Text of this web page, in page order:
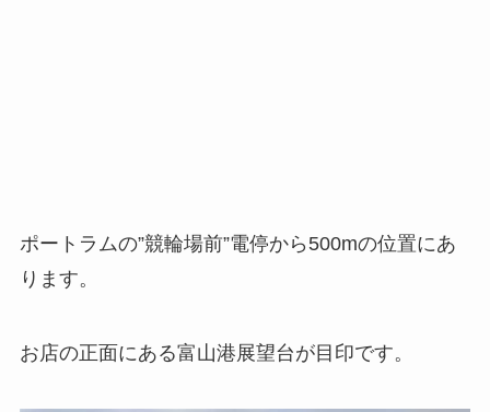
ポートラムの”競輪場前”電停から500mの位置にあ
ります。
お店の正面にある富山港展望台が目印です。